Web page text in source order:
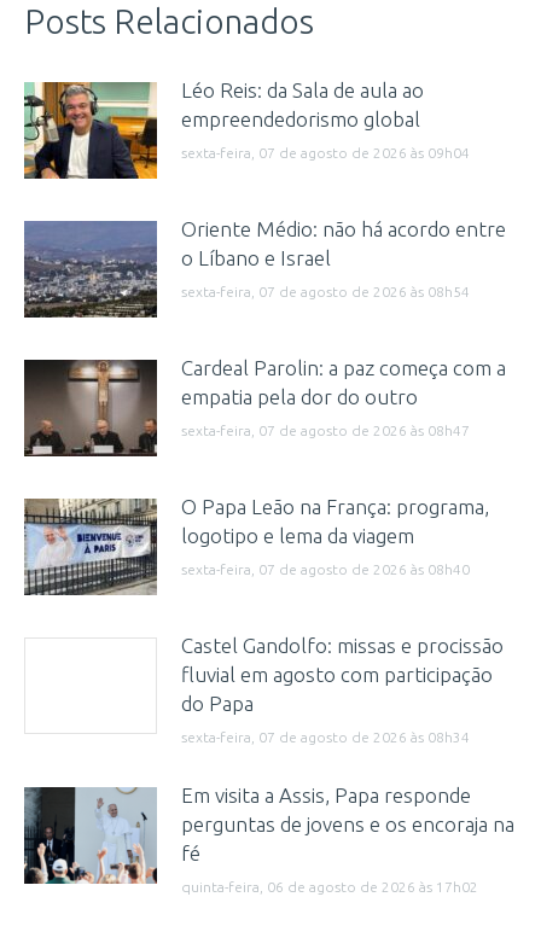
Posts Relacionados
Léo Reis: da Sala de aula ao
empreendedorismo global
sexta-feira, 07 de agosto de 2026 às 09h04
Oriente Médio: não há acordo entre
o Líbano e Israel
sexta-feira, 07 de agosto de 2026 às 08h54
Cardeal Parolin: a paz começa com a
empatia pela dor do outro
sexta-feira, 07 de agosto de 2026 às 08h47
O Papa Leão na França: programa,
logotipo e lema da viagem
sexta-feira, 07 de agosto de 2026 às 08h40
Castel Gandolfo: missas e procissão
fluvial em agosto com participação
do Papa
sexta-feira, 07 de agosto de 2026 às 08h34
Em visita a Assis, Papa responde
perguntas de jovens e os encoraja na
fé
quinta-feira, 06 de agosto de 2026 às 17h02